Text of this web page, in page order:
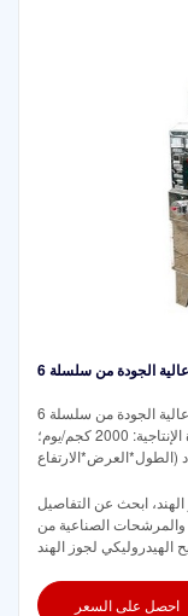
ماكينة تصنيع زيت جوز الهند عالية الجودة من سلسلة 6yl في بغداد. الاستخدام:
زيت النخيل، زيت جوز الهند، تكرير الزيت؛ القدرة الإنتاجية: 2000 كجم/يوم؛
ابحث عن التفاصيل
والمرشحات الصناعية من
الهيدروليكي لجوز الهند
احصل على السعر